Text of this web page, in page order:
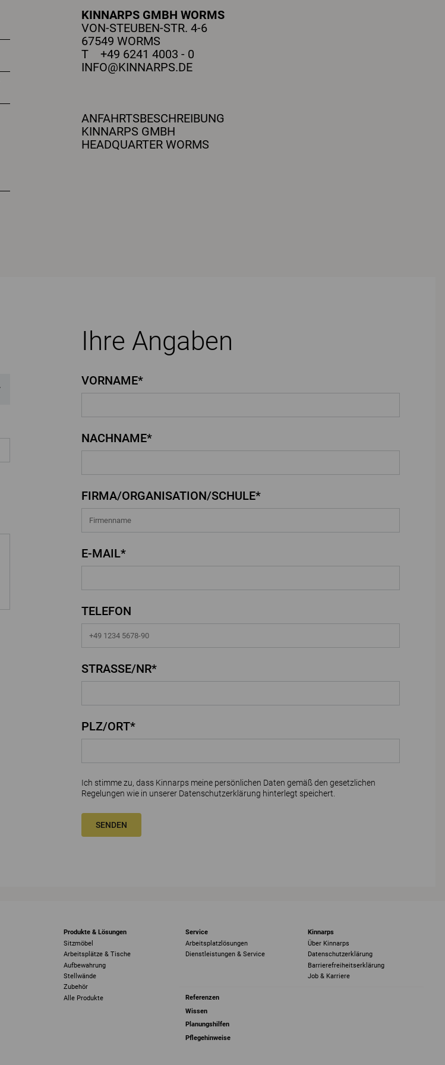
KINNARPS GMBH WORMS
VON-STEUBEN-STR. 4-6
67549 WORMS
T +49 6241 4003 - 0
INFO@KINNARPS.DE
ANFAHRTSBESCHREIBUNG
KINNARPS GMBH
HEADQUARTER WORMS
Ihre Angaben
VORNAME*
NACHNAME*
FIRMA/ORGANISATION/SCHULE*
E-MAIL*
TELEFON
STRASSE/NR*
PLZ/ORT*
Ich stimme zu, dass Kinnarps meine persönlichen Daten gemäß den gesetzlichen
Regelungen wie in unserer Datenschutzerklärung hinterlegt speichert.
SENDEN
Produkte & Lösungen
Sitzmöbel
Arbeitsplätze & Tische
Aufbewahrung
Stellwände
Zubehör
Alle Produkte
Service
Arbeitsplatzlösungen
Dienstleistungen & Service
Kinnarps
Über Kinnarps
Datenschutzerklärung
Barrierefreiheits­erklärung
Job & Karriere
Referenzen
Wissen
Planungshilfen
Pflegehinweise